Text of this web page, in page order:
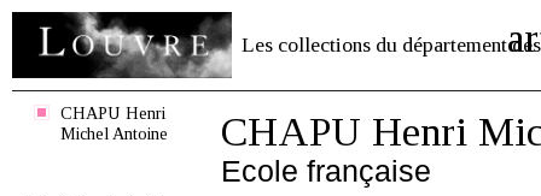
Les collections du département des
CHAPU Henri
Michel Antoine
CHAPU Henri
Ecole française